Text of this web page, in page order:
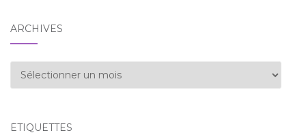
ARCHIVES
Archives
ÉTIQUETTES